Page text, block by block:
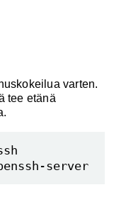
varten.
tee etänä